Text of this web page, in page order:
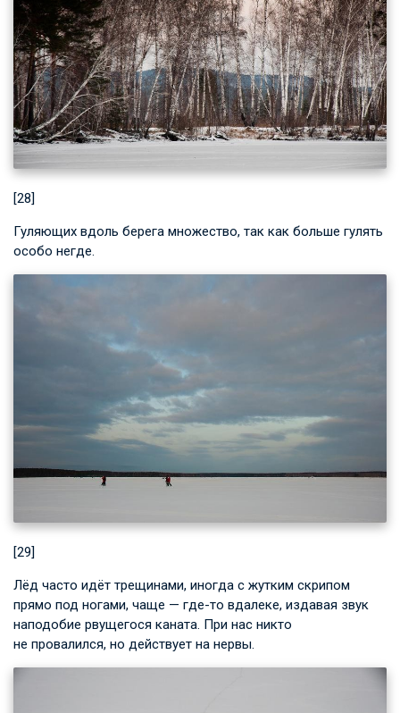
[28]
Гуляющих вдоль берега множество, так как больше гулять
особо негде.
[29]
Лёд часто идёт трещинами, иногда с жутким скрипом
прямо под ногами, чаще — где-то вдалеке, издавая звук
наподобие рвущегося каната. При нас никто
не провалился, но действует на нервы.